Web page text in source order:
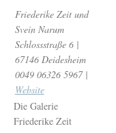
Friederike Zeit und
Svein Narum
Schlossstraße 6 |
67146 Deidesheim
0049 06326 5967 |
Website
Die Galerie
Friederike Zeit